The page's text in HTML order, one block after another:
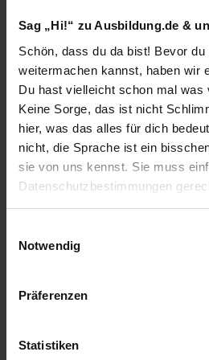
Sag „Hi!“ zu Ausbildung.de &
Schön, dass du da bist! Bevor du
weitermachen kannst, haben wir
Du hast vielleicht schon mal was
Keine Sorge, das ist nicht
hier, was das alles für dich
nicht, die Sprache ist ein
sie von uns kennst. Sie muss
Datenschutzbestimmungen
Benutzung der Webseite
Webseite zu analysieren
Notwendig
Präferenzen
Statistiken
beiPSN Pharma-Service-Nord
23560 Lübeck
01.08.2027
1 freier Platz
Ausbildung Kaufmann/-
01.08.2027